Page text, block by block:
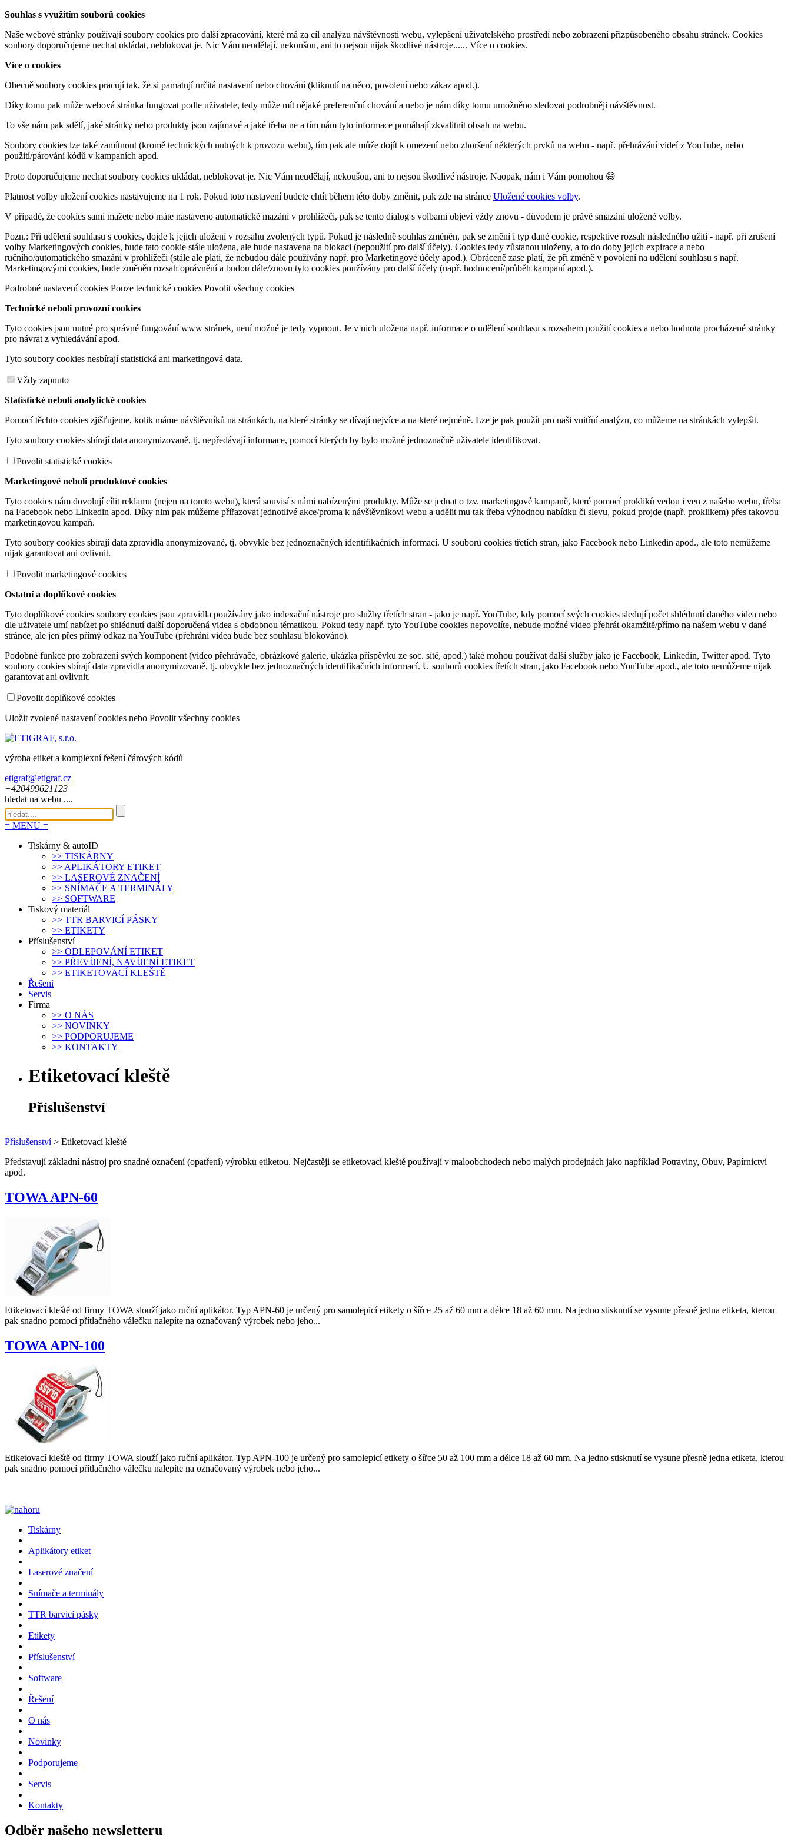
Souhlas s využitím souborů cookies
Naše webové stránky používají soubory cookies pro další zpracování, které má za cíl analýzu návštěvnosti webu, vylepšení uživatelského prostředí nebo zobrazení přizpůsobeného obsahu stránek. Cookies
soubory doporučujeme nechat ukládat, neblokovat je. Nic Vám neudělají, nekoušou, ani to nejsou nijak škodlivé nástroje...... Více o cookies.
Více o cookies
Obecně soubory cookies pracují tak, že si pamatují určitá nastavení nebo chování (kliknutí na něco, povolení nebo zákaz apod.).
Díky tomu pak může webová stránka fungovat podle uživatele, tedy může mít nějaké preferenční chování a nebo je nám díky tomu umožněno sledovat podrobněji návštěvnost.
To vše nám pak sdělí, jaké stránky nebo produkty jsou zajímavé a jaké třeba ne a tím nám tyto informace pomáhají zkvalitnit obsah na webu.
Soubory cookies lze také zamítnout (kromě technických nutných k provozu webu), tím pak ale může dojít k omezení nebo zhoršení některých prvků na webu - např. přehrávání videí z YouTube, nebo
použití/párování kódů v kampaních apod.
Proto doporučujeme nechat soubory cookies ukládat, neblokovat je. Nic Vám neudělají, nekoušou, ani to nejsou škodlivé nástroje. Naopak, nám i Vám pomohou 😄
Platnost volby uložení cookies nastavujeme na 1 rok. Pokud toto nastavení budete chtít během této doby změnit, pak zde na stránce Uložené cookies volby.
V případě, že cookies sami mažete nebo máte nastaveno automatické mazání v prohlížeči, pak se tento dialog s volbami objeví vždy znovu - důvodem je právě smazání uložené volby.
Pozn.: Při udělení souhlasu s cookies, dojde k jejich uložení v rozsahu zvolených typů. Pokud je následně souhlas změněn, pak se změní i typ dané cookie, respektive rozsah následného užití - např. při zrušení
volby Marketingových cookies, bude tato cookie stále uložena, ale bude nastavena na blokaci (nepoužití pro další účely). Cookies tedy zůstanou uloženy, a to do doby jejich expirace a nebo
ručního/automatického smazání v prohlížeči (stále ale platí, že nebudou dále používány např. pro Marketingové účely apod.). Obráceně zase platí, že při změně v povolení na udělení souhlasu s např.
Marketingovými cookies, bude změněn rozsah oprávnění a budou dále/znovu tyto cookies používány pro další účely (např. hodnocení/průběh kampaní apod.).
Podrobné nastavení cookies Pouze technické cookies Povolit všechny cookies
Technické neboli provozní cookies
Tyto cookies jsou nutné pro správné fungování www stránek, není možné je tedy vypnout. Je v nich uložena např. informace o udělení souhlasu s rozsahem použití cookies a nebo hodnota procházené stránky
pro návrat z vyhledávání apod.
Tyto soubory cookies nesbírají statistická ani marketingová data.
Vždy zapnuto
Statistické neboli analytické cookies
Pomocí těchto cookies zjišťujeme, kolik máme návštěvníků na stránkách, na které stránky se dívají nejvíce a na které nejméně. Lze je pak použít pro naši vnitřní analýzu, co můžeme na stránkách vylepšit.
Tyto soubory cookies sbírají data anonymizovaně, tj. nepředávají informace, pomocí kterých by bylo možné jednoznačně uživatele identifikovat.
Povolit statistické cookies
Marketingové neboli produktové cookies
Tyto cookies nám dovolují cílit reklamu (nejen na tomto webu), která souvisí s námi nabízenými produkty. Může se jednat o tzv. marketingové kampaně, které pomocí prokliků vedou i ven z našeho webu, třeba
na Facebook nebo Linkedin apod. Díky nim pak můžeme přiřazovat jednotlivé akce/proma k návštěvníkovi webu a udělit mu tak třeba výhodnou nabídku či slevu, pokud projde (např. proklikem) přes takovou
marketingovou kampaň.
Tyto soubory cookies sbírají data zpravidla anonymizovaně, tj. obvykle bez jednoznačných identifikačních informací. U souborů cookies třetích stran, jako Facebook nebo Linkedin apod., ale toto nemůžeme
nijak garantovat ani ovlivnit.
Povolit marketingové cookies
Ostatní a doplňkové cookies
Tyto doplňkové cookies soubory cookies jsou zpravidla používány jako indexační nástroje pro služby třetích stran - jako je např. YouTube, kdy pomocí svých cookies sledují počet shlédnutí daného videa nebo
dle uživatele umí nabízet po shlédnutí další doporučená videa s obdobnou tématikou. Pokud tedy např. tyto YouTube cookies nepovolíte, nebude možné video přehrát okamžitě/přímo na našem webu v dané
stránce, ale jen přes přímý odkaz na YouTube (přehrání videa bude bez souhlasu blokováno).
Podobné funkce pro zobrazení svých komponent (video přehrávače, obrázkové galerie, ukázka příspěvku ze soc. sítě, apod.) také mohou používat další služby jako je Facebook, Linkedin, Twitter apod. Tyto
soubory cookies sbírají data zpravidla anonymizovaně, tj. obvykle bez jednoznačných identifikačních informací. U souborů cookies třetích stran, jako Facebook nebo YouTube apod., ale toto nemůžeme nijak
garantovat ani ovlivnit.
Povolit doplňkové cookies
Uložit zvolené nastavení cookies nebo Povolit všechny cookies
výroba etiket a komplexní řešení čárových kódů
etigraf@etigraf.cz
+420499621 123
hledat na webu ....
= MENU =
Tiskárny & autoID
>> TISKÁRNY
>> APLIKÁTORY ETIKET
>> LASEROVÉ ZNAČENÍ
>> SNÍMAČE A TERMINÁLY
>> SOFTWARE
Tiskový materiál
>> TTR BARVICÍ PÁSKY
>> ETIKETY
Příslušenství
>> ODLEPOVÁNÍ ETIKET
>> PŘEVÍJENÍ, NAVÍJENÍ ETIKET
>> ETIKETOVACÍ KLEŠTĚ
Řešení
Servis
Firma
>> O NÁS
>> NOVINKY
>> PODPORUJEME
>> KONTAKTY
Etiketovací kleště
Příslušenství
Příslušenství> Etiketovací kleště
Představují základní nástroj pro snadné označení (opatření) výrobku etiketou. Nejčastěji se etiketovací kleště používají v maloobchodech nebo malých prodejnách jako například Potraviny, Obuv, Papírnictví
apod.
TOWA APN-60
Etiketovací kleště od firmy TOWA slouží jako ruční aplikátor. Typ APN-60 je určený pro samolepicí etikety o šířce 25 až 60 mm a délce 18 až 60 mm. Na jedno stisknutí se vysune přesně jedna etiketa, kterou
pak snadno pomocí přítlačného válečku nalepíte na označovaný výrobek nebo jeho...
TOWA APN-100
Etiketovací kleště od firmy TOWA slouží jako ruční aplikátor. Typ APN-100 je určený pro samolepicí etikety o šířce 50 až 100 mm a délce 18 až 60 mm. Na jedno stisknutí se vysune přesně jedna etiketa, kterou
pak snadno pomocí přítlačného válečku nalepíte na označovaný výrobek nebo jeho...
Tiskárny
|
Aplikátory etiket
|
Laserové značení
|
Snímače a terminály
|
TTR barvicí pásky
|
Etikety
|
Příslušenství
|
Software
|
Řešení
|
O nás
|
Novinky
|
Podporujeme
|
Servis
|
Kontakty
Odběr našeho newsletteru